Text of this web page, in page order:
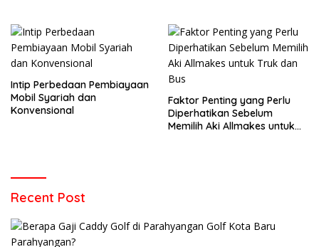
Intip Perbedaan Pembiayaan
Mobil Syariah dan
Konvensional
Faktor Penting yang Perlu
Diperhatikan Sebelum
Memilih Aki Allmakes untuk
Recent Post